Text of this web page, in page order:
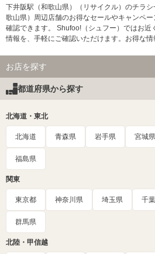
下井阪駅（和歌山県）（リサイクル）のチラ
歌山県）周辺店舗のお得なセールやキャンペ
確認できます。 Shufoo!（シュフー）ではお近
情報を、手軽にご確認いただけます。お得な情
お店を探す
都道府県から探す
北海道・東北
北海道 青森県 岩手県 宮城県
福島県
関東
東京都 神奈川県 埼玉県 千
群馬県
北陸・甲信越